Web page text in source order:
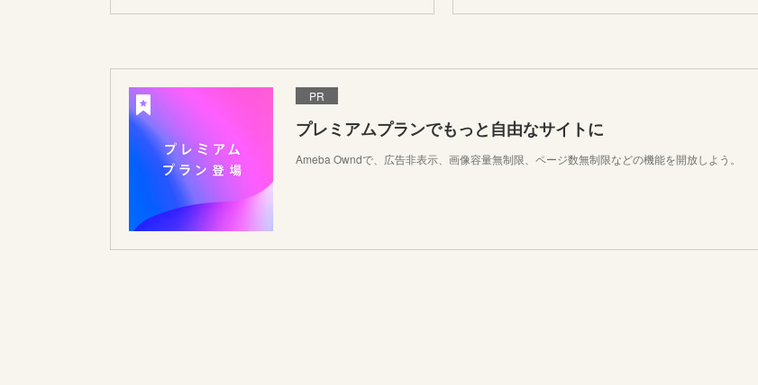
PR
プレミアムプランでもっと自由なサイトに
Ameba Owndで、広告非表示、画像容量無制限、ページ数無制限などの機能を開放しよう。